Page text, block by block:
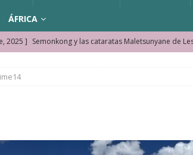
ÁFRICA
2025 ] Semonkong y las cataratas Maletsunyane de
2025 ]
] JAMAICA. La historia de la misteriosa avioneta